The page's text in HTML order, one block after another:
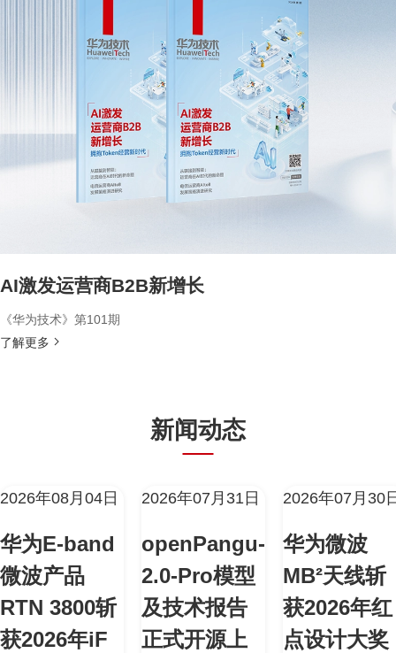
AI激发运营商B2B新增长
《华为技术》第101期
了解更多
新闻动态
2026年08月04日
华为E-band
微波产品
RTN 3800斩
获2026年iF
2026年07月31日
openPangu-
2.0-Pro模型
及技术报告
正式开源上
2026年07月30
华为微波
MB²天线斩
获2026年红
点设计大奖